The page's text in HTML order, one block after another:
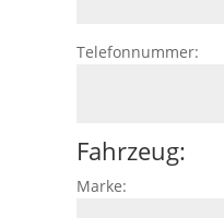
Telefonnummer:
Fahrzeug:
Marke: